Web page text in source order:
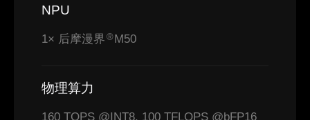
NPU
1× 后摩漫界 ® M50
物理算力
160 TOPS @INT8, 100 TFLOPS @bFP16